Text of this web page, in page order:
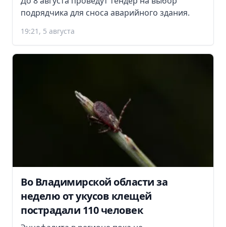
подрядчика для сноса аварийного здания.
19:21, 5 августа
Во Владимирской области за
неделю от укусов клещей
пострадали 110 человек